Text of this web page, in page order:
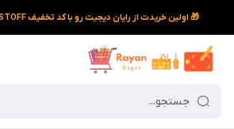
🎁 اولین خریدت از رایان دیجیت رو با کد تخفیف FIRSTOFF ارزون‌تر انجام بده.